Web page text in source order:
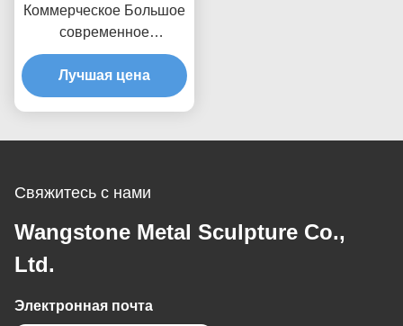
Коммерческое Большое
современное
абстрактное
общественное
искусство Скульптура из
Лучшая цена
Свяжитесь с нами
Wangstone Metal Sculpture Co.,
Ltd.
Электронная почта